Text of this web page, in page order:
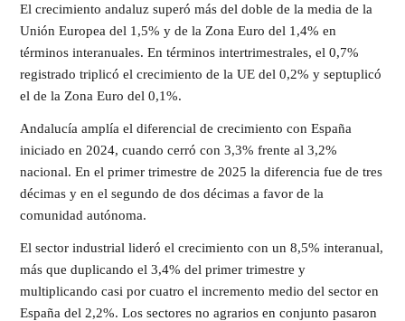
El crecimiento andaluz superó más del doble de la media de la
Unión Europea del 1,5% y de la Zona Euro del 1,4% en
términos interanuales. En términos intertrimestrales, el 0,7%
registrado triplicó el crecimiento de la UE del 0,2% y septuplicó
el de la Zona Euro del 0,1%.
Andalucía amplía el diferencial de crecimiento con España
iniciado en 2024, cuando cerró con 3,3% frente al 3,2%
nacional. En el primer trimestre de 2025 la diferencia fue de tres
décimas y en el segundo de dos décimas a favor de la
comunidad autónoma.
El sector industrial lideró el crecimiento con un 8,5% interanual,
más que duplicando el 3,4% del primer trimestre y
multiplicando casi por cuatro el incremento medio del sector en
España del 2,2%. Los sectores no agrarios en conjunto pasaron